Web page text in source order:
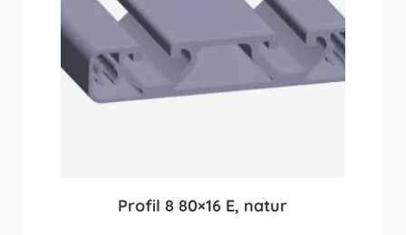
Profil 8 80×16 E, natur